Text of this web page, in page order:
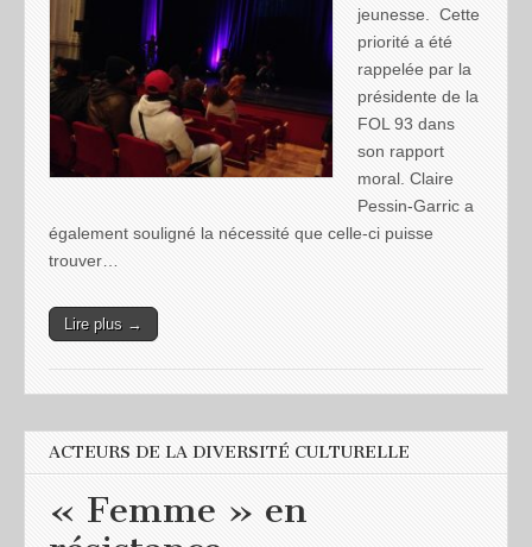
jeunesse. Cette
priorité a été
rappelée par la
présidente de la
FOL 93 dans
son rapport
moral. Claire
Pessin-Garric a
également souligné la nécessité que celle-ci puisse
trouver…
Lire plus →
ACTEURS DE LA DIVERSITÉ CULTURELLE
« Femme » en